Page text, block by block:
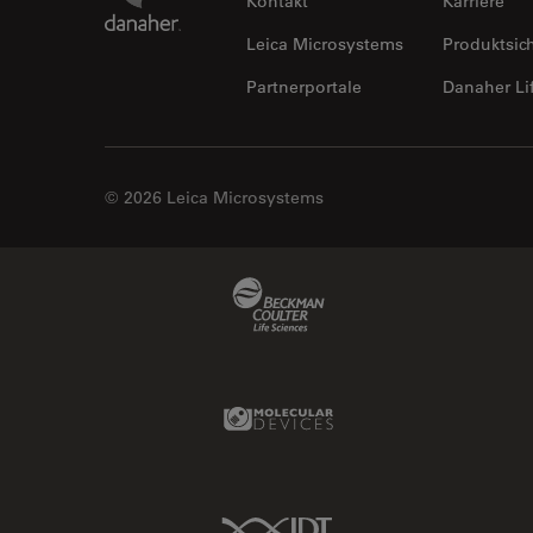
Ergonomie
FLIM
Imaging-Mikroskopie)
Fluoreszenzproteine
Fluorophore
Fortgeschrittene Bildgebung
Mikroskopietechniken
Leica Microsystems
Partnerportale
Danaher
© 2026 Leica Microsystems
Molecular Devices Link
IDT Link